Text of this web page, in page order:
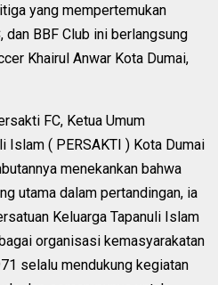
yang mempertemukan
dan BBF Club ini berlangsung
Khairul Anwar Kota Dumai,
FC, Ketua Umum
Islam ( PERSAKTI ) Kota Dumai
menekankan bahwa
utama dalam pertandingan, ia
Keluarga Tapanuli Islam
organisasi kemasyarakatan
selalu mendukung kegiatan